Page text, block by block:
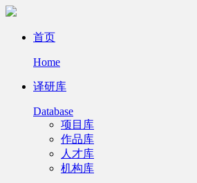
首页
Home
译研库
Database
项目库
作品库
人才库
机构库